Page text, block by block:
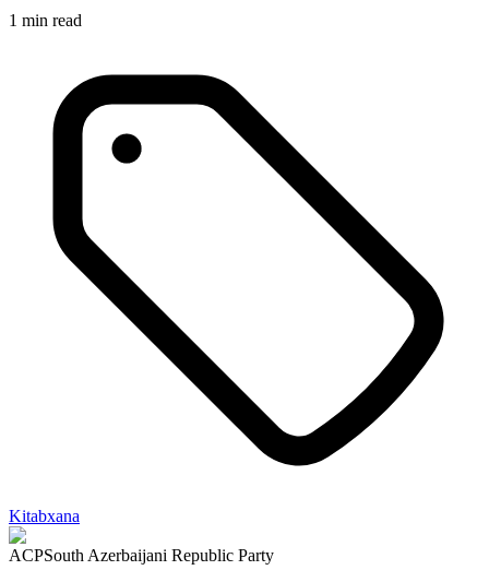
1 min read
Kitabxana
ACPSouth Azerbaijani Republic Party